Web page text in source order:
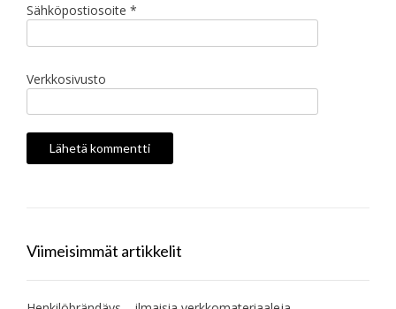
Sähköpostiosoite *
Verkkosivusto
Viimeisimmät artikkelit